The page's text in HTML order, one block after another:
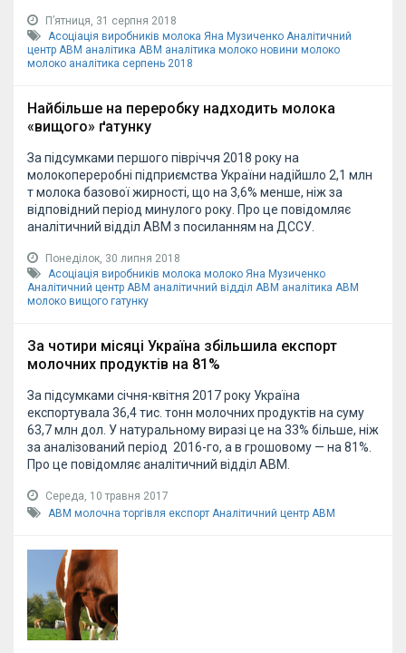
Пʼятниця, 31 серпня 2018
Асоціація виробників молока Яна Музиченко Аналітичний
центр АВМ аналітика АВМ аналітика молоко новини молоко
молоко аналітика серпень 2018
Найбільше на переробку надходить молока
«вищого» ґатунку
За підсумками першого півріччя 2018 року на
молокопереробні підприємства України надійшло 2,1 млн
т молока базової жирності, що на 3,6% менше, ніж за
відповідний період минулого року. Про це повідомляє
аналітичний відділ АВМ з посиланням на ДССУ.
Понеділок, 30 липня 2018
Асоціація виробників молока молоко Яна Музиченко
Аналітичний центр АВМ аналітичний відділ АВМ аналітика АВМ
молоко вищого гатунку
За чотири місяці Україна збільшила експорт
молочних продуктів на 81%
За підсумками січня-квітня 2017 року Україна
експортувала 36,4 тис. тонн молочних продуктів на суму
63,7 млн дол. У натуральному виразі це на 33% більше, ніж
за аналізований період 2016-го, а в грошовому — на 81%.
Про це повідомляє аналітичний відділ АВМ.
Середа, 10 травня 2017
АВМ молочна торгівля експорт Аналітичний центр АВМ